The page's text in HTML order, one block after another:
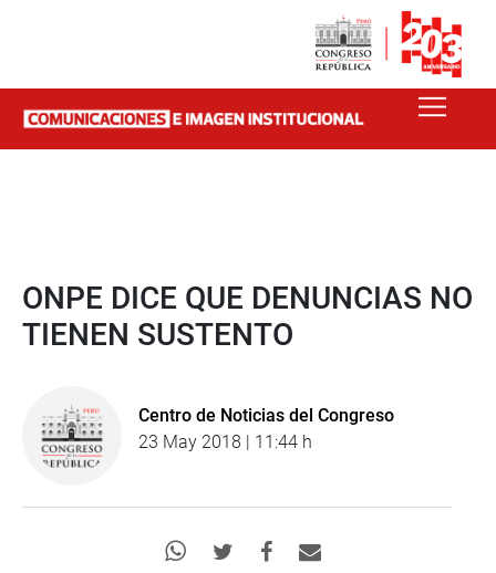
ONPE DICE QUE DENUNCIAS NO
TIENEN SUSTENTO
Centro de Noticias del Congreso
23 May 2018 | 11:44 h